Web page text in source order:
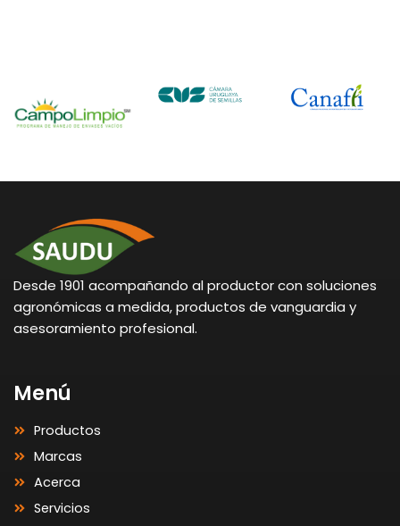
Desde 1901 acompañando al productor con soluciones
agronómicas a medida, productos de vanguardia y
asesoramiento profesional.
Menú
Productos
Marcas
Acerca
Servicios